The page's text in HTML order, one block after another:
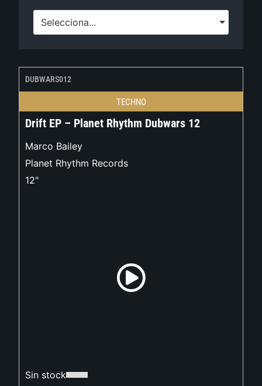
Selecciona...
DUBWARS012
TECHNO
Drift EP – Planet Rhythm Dubwars 12
Marco Bailey
Planet Rhythm Records
12"
Sin stock